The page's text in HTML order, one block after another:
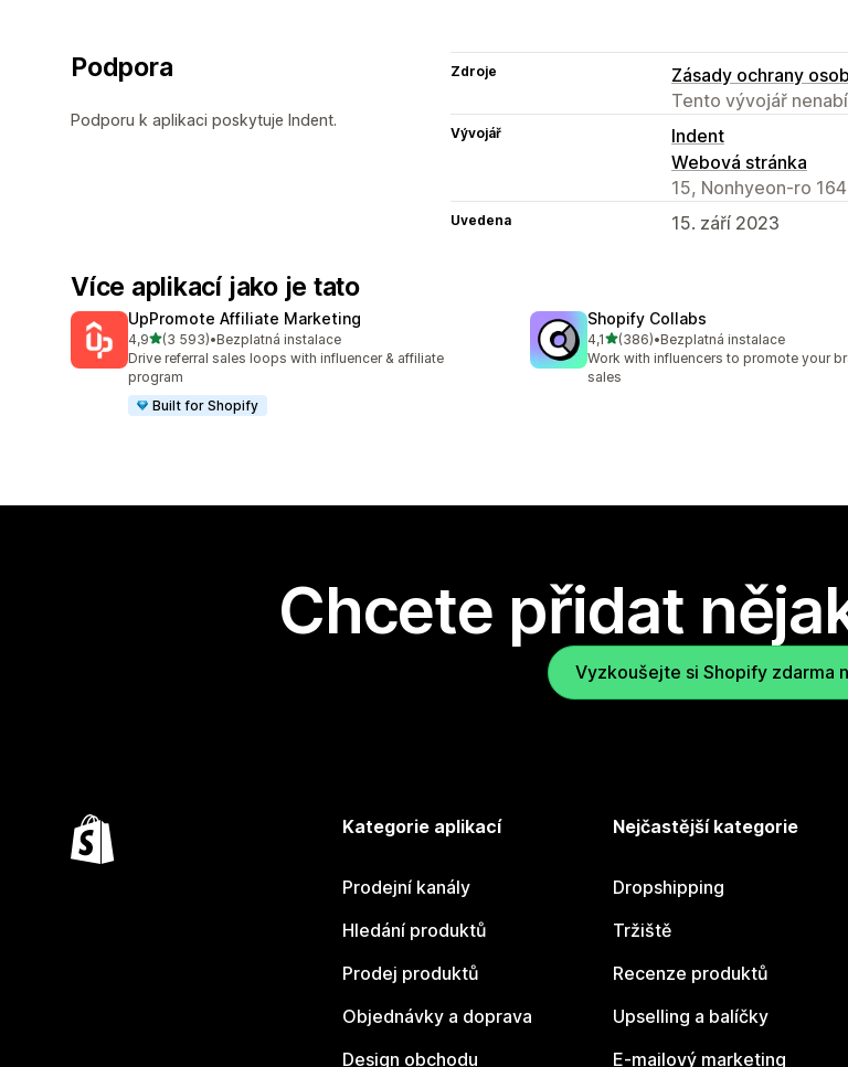
Podpora
Podporu k aplikaci poskytuje Indent.
Zdroje
Zásady ochrany
Tento vývojář
Vývojář
Indent
Webová stránka
15, Nonhyeon-ro
Uvedena 15. září 2023
Více aplikací jako je tato
UpPromote Affiliate Marketing
4,9z 5 hvězd
(3 593)
Celkový počet recenzí: 3593
•Bezplatná instalace
Drive referral sales loops with influencer & affiliate
program
Built for Shopify
Shopify Collabs
4,1z 5 hvězd
(386)
Celkový počet recenzí: 386
•Bezplatná instalace
Work with influencers to promote your
sales
Chcete přidat
Vyzkoušejte si Shopify zdarma
Kategorie aplikací
Prodejní kanály
Hledání produktů
Prodej produktů
Objednávky a doprava
Design obchodu
Nejčastější kategorie
Dropshipping
Tržiště
Recenze produktů
Upselling a balíčky
E-mailový marketing